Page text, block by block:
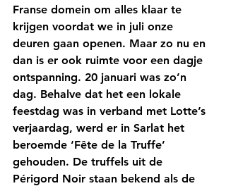
Franse domein om alles klaar te
krijgen voordat we in juli onze
deuren gaan openen. Maar zo nu en
dan is er ook ruimte voor een dagje
ontspanning. 20 januari was zo’n
dag. Behalve dat het een lokale
feestdag was in verband met Lotte’s
verjaardag, werd er in Sarlat het
beroemde ‘Fête de la Truffe’
gehouden. De truffels uit de
Périgord Noir staan bekend als de